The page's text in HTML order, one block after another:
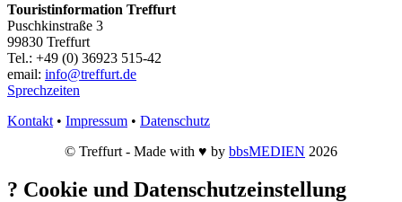
Touristinformation Treffurt
Puschkinstraße 3
99830 Treffurt
Tel.: +49 (0) 36923 515-42
email: info@treffurt.de
Sprechzeiten
Kontakt • Impressum • Datenschutz
© Treffurt - Made with ♥ by bbsMEDIEN 2026
? Cookie und Datenschutzeinstellung